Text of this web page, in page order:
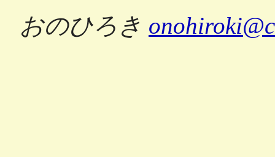
おのひろき